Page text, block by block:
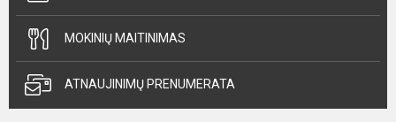
MOKINIŲ MAITINIMAS
ATNAUJINIMŲ PRENUMERATA